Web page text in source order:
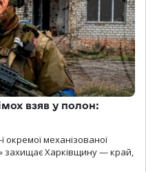
взяв у полон:
окремої механізованої
захищає Харківщину — край,